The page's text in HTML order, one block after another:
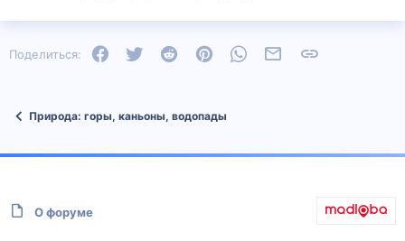
Поделиться: FacebookTwitter Reddit PinterestWhatsAppЭлектронная почта
Природа: горы, каньоны, водопады
О форуме